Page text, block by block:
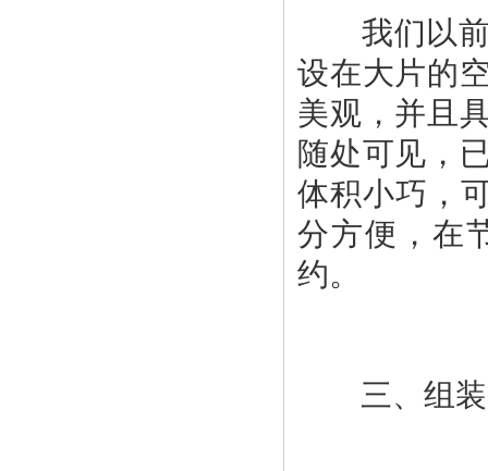
我们以前
设在大片的
美观，并且
随处可见，
体积小巧，
分方便，在